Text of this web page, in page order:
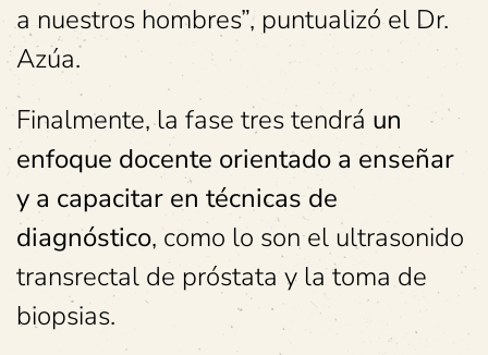
a nuestros hombres”, puntualizó el Dr.
Azúa.
Finalmente, la fase tres tendrá un
enfoque docente orientado a enseñar
y a capacitar en técnicas de
diagnóstico, como lo son el ultrasonido
transrectal de próstata y la toma de
biopsias.